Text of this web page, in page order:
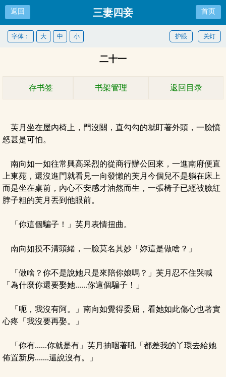
返回 三妻四妾 首页
关灯
护眼
字体： 大 中 小
二十一
存书签 书架管理 返回目录
芙月坐在屋內椅上，門沒關，直勾勾的就盯著外頭，一臉憤
怒甚是可怕。
南向如一如往常興高采烈的從商行辦公回來，一進南府便直
上東苑，還沒進門就看見一向發懶的芙月今個兒不是躺在床上
而是坐在桌前，內心不安感才油然而生，一張椅子已經被臉紅
脖子粗的芙月丟到他眼前。
「你這個騙子！」芙月表情扭曲。
南向如摸不清頭緒，一臉莫名其妙「妳這是做啥？」
「做啥？你不是說她只是來陪你娘嗎？」芙月忍不住哭喊
「為什麼你還要娶她......你這個騙子！」
「呃，我沒有阿。」南向如覺得委屈，看她如此傷心也著實
心疼「我沒要再娶。」
「你有......你就是有」芙月抽咽著吼「都差我的丫環去給她
佈置新房.......還說沒有。」